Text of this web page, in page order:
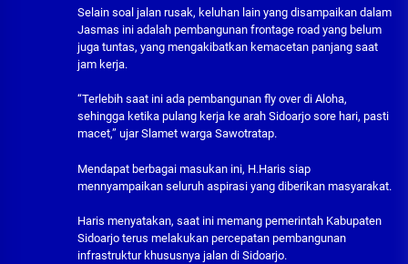
Selain soal jalan rusak, keluhan lain yang disampaikan dalam
Jasmas ini adalah pembangunan frontage road yang belum
juga tuntas, yang mengakibatkan kemacetan panjang saat
jam kerja.
“Terlebih saat ini ada pembangunan fly over di Aloha,
sehingga ketika pulang kerja ke arah Sidoarjo sore hari, pasti
macet,” ujar Slamet warga Sawotratap.
Mendapat berbagai masukan ini, H.Haris siap
mennyampaikan seluruh aspirasi yang diberikan masyarakat.
Haris menyatakan, saat ini memang pemerintah Kabupaten
Sidoarjo terus melakukan percepatan pembangunan
infrastruktur khususnya jalan di Sidoarjo.